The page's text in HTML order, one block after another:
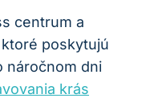
centrum a
poskytujú
náročnom dni
krás